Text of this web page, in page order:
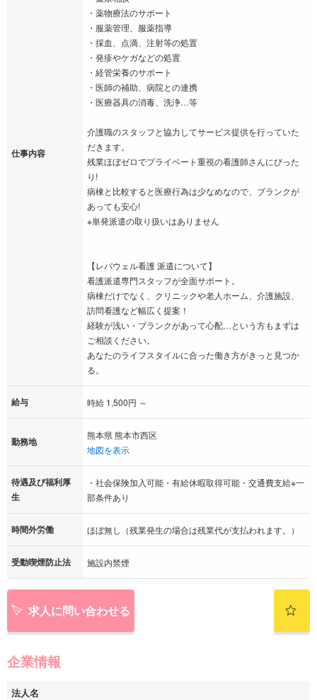
仕事内容
・薬物療法のサポート
・服薬管理、服薬指導
・採血、点滴、注射等の処置
・発疹やケガなどの処置
・経管栄養のサポート
・医師の補助、病院との連携
・医療器具の消毒、洗浄…等
介護職のスタッフと協力してサービス提供を行っていた
だきます。
残業ほぼゼロでプライベート重視の看護師さんにぴった
り!
病棟と比較すると医療行為は少なめなので、ブランクが
あっても安心!
※単発派遣の取り扱いはありません
【レバウェル看護 派遣について】
看護派遣専門スタッフが全面サポート。
病棟だけでなく、クリニックや老人ホーム、介護施設、
訪問看護など幅広く提案！
経験が浅い・ブランクがあって心配…という方もまずは
ご相談ください。
あなたのライフスタイルに合った働き方がきっと見つか
る。
給与 時給 1,500円 ～
勤務地
熊本県 熊本市西区
地図を表示
待遇及び福利厚
生
・社会保険加入可能・有給休暇取得可能・交通費支給※一
部条件あり
時間外労働 ほぼ無し（残業発生の場合は残業代が支払われます。）
受動喫煙防止法 施設内禁煙
求人に問い合わせる
企業情報
法人名